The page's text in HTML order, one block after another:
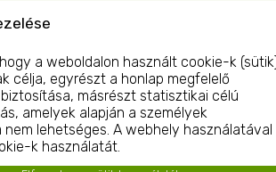
a weboldalon használt cookie-k
célja, egyrészt a honlap megfelelő
másrészt statisztikai célú
amelyek alapján a személyek
nem lehetséges. A webhely használatával
k használatát.